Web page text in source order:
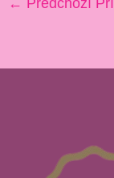
← Předchozí